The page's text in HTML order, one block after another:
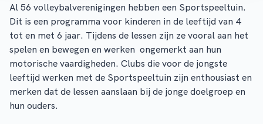
Al 56 volleybalverenigingen hebben een Sportspeeltuin.
Dit is een programma voor kinderen in de leeftijd van 4
tot en met 6 jaar. Tijdens de lessen zijn ze vooral aan het
spelen en bewegen en werken ongemerkt aan hun
motorische vaardigheden. Clubs die voor de jongste
leeftijd werken met de Sportspeeltuin zijn enthousiast en
merken dat de lessen aanslaan bij de jonge doelgroep en
hun ouders.